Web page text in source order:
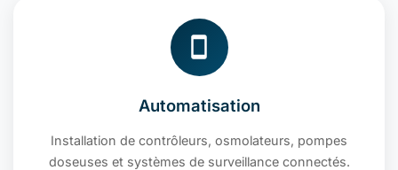
Automatisation
Installation de contrôleurs, osmolateurs, pompes
doseuses et systèmes de surveillance connectés.